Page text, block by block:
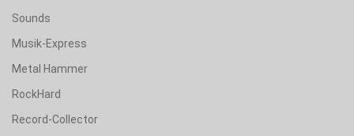
Sounds
Musik-Express
Metal Hammer
RockHard
Record-Collector